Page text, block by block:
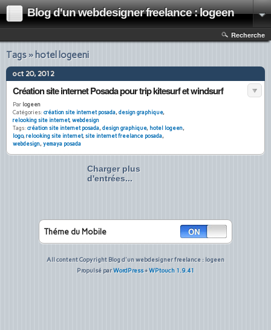
Blog d'un webdesigner freelance : logeen
Recherche
Tags » hotel logeeni
oct 20, 2012
Création site internet Posada pour trip kitesurf et windsurf
Par logeen
Catégories: création site internet posada,design graphique,
relooking site internet,webdesign
Tags: création site internet posada,design graphique, hotel logeen,
logo,relooking site internet,site internet freelance posada,
webdesign,yemaya posada
Charger plus
d'entrées...
Théme du Mobile
All content Copyright Blog d'un webdesigner freelance : logeen
Propulsé parWordPress+WPtouch 1.9.41